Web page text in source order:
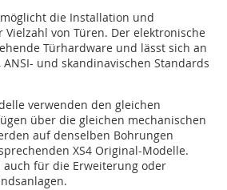
die Installation und
von Türen. Der elektronische
Türhardware und lässt sich an
und skandinavischen Standards
verwenden den gleichen
über die gleichen mechanischen
auf denselben Bohrungen
XS4 Original-Modelle.
auch für die Erweiterung oder